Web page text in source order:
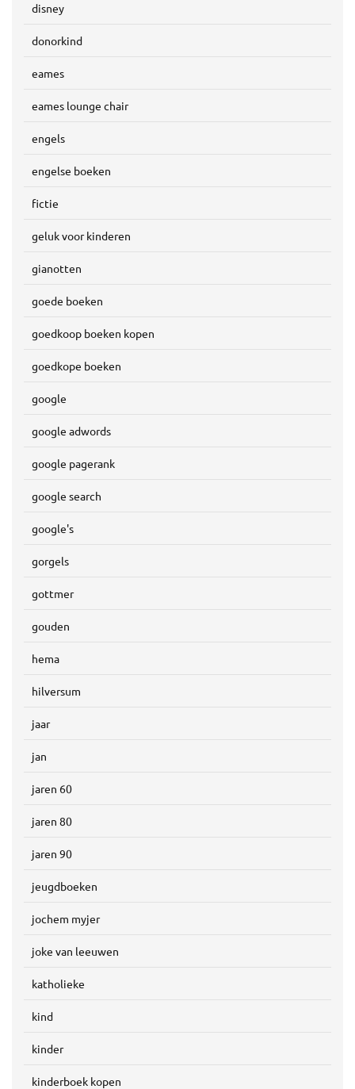
disney
donorkind
eames
eames lounge chair
engels
engelse boeken
fictie
geluk voor kinderen
gianotten
goede boeken
goedkoop boeken kopen
goedkope boeken
google
google adwords
google pagerank
google search
google's
gorgels
gottmer
gouden
hema
hilversum
jaar
jan
jaren 60
jaren 80
jaren 90
jeugdboeken
jochem myjer
joke van leeuwen
katholieke
kind
kinder
kinderboek kopen